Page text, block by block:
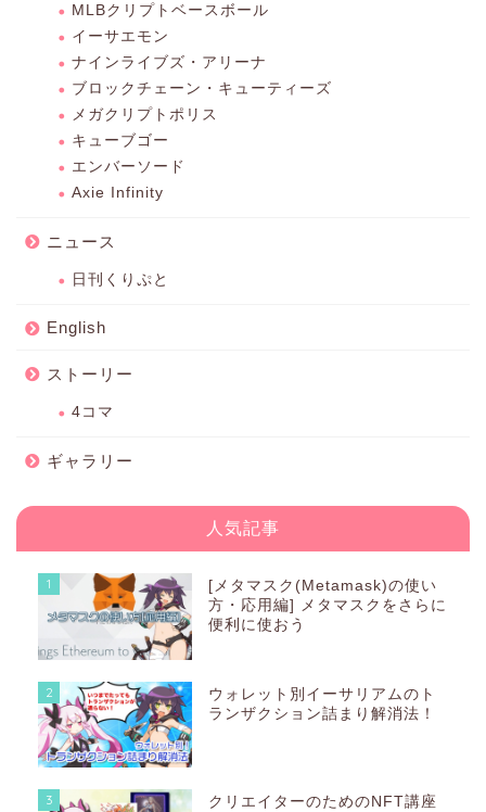
MLBクリプトベースボール
イーサエモン
ナインライブズ・アリーナ
ブロックチェーン・キューティーズ
メガクリプトポリス
キューブゴー
エンバーソード
Axie Infinity
ニュース
日刊くりぷと
English
ストーリー
4コマ
ギャラリー
人気記事
1
[メタマスク(Metamask)の使い
方・応用編] メタマスクをさらに
便利に使おう
2
ウォレット別イーサリアムのト
ランザクション詰まり解消法！
3
クリエイターのためのNFT講座